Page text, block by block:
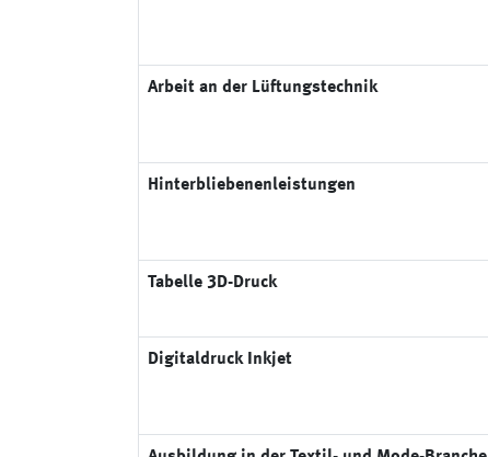
Arbeit an der Lüftungstechnik
Hinterbliebenenleistungen
Tabelle 3D-Druck
Digitaldruck Inkjet